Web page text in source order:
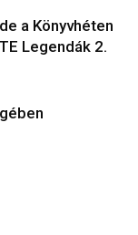
a Könyvhéten
Legendák 2.